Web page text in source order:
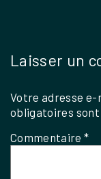
Laisser un
Votre adresse e-
obligatoires
Commentaire*